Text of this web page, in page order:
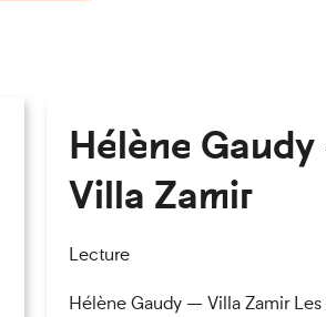
Hélène Gaudy
Villa Zamir
Lecture
Hélène Gaudy — Villa Zamir